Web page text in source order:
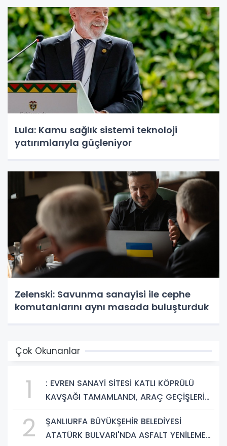
Lula: Kamu sağlık sistemi teknoloji
yatırımlarıyla güçleniyor
Zelenski: Savunma sanayisi ile cephe
komutanlarını aynı masada buluşturduk
Çok Okunanlar
1
: EVREN SANAYİ SİTESİ KATLI KÖPRÜLÜ
KAVŞAĞI TAMAMLANDI, ARAÇ GEÇİŞLERİ
2
ŞANLIURFA BÜYÜKŞEHİR BELEDİYESİ
ATATÜRK BULVARI'NDA ASFALT YENİLEME